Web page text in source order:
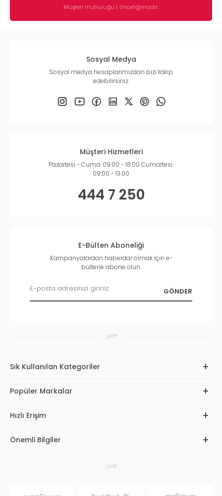
Müşteri mutluluğu 1. önceliğimizdir.
Sosyal Medya
Sosyal medya hesaplarımızdan bizi takip
edebilirsiniz.
Müşteri Hizmetleri
Pazartesi - Cuma: 09:00 - 18:00 Cumartesi:
09:00 - 13:00
444 7 250
E-Bülten Aboneliği
Kampanyalardan haberdar olmak için e-
bültene abone olun.
Sık Kullanılan Kategoriler
Popüler Markalar
Hızlı Erişim
Önemli Bilgiler